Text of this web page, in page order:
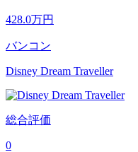
428.0万円
バンコン
Disney Dream Traveller
総合評価
0